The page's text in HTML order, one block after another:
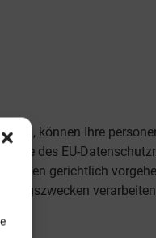
können Ihre
des EU-
gerichtlich